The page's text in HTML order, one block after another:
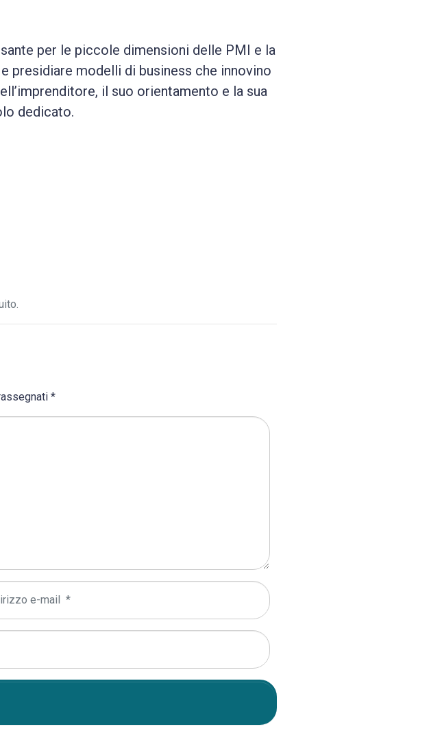
per le piccole dimensioni delle PMI e la
presidiare modelli di business che innovino
il suo orientamento e la sua
dedicato.
*
style and
reading
e impara ad
guardando il